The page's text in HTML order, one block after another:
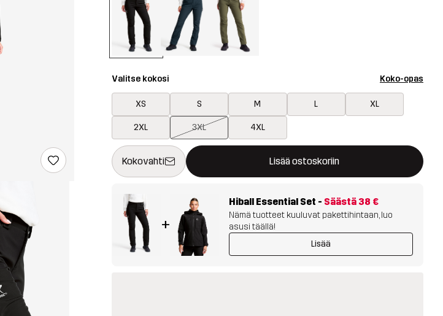
Valitse kokosi Koko-opas
XS S M L XL
2XL 3XL 4XL
Kokovahti Lisää ostoskoriin
Tämä painike avaa ikkunan, joka vahvistaa uuden tuotteen ostoskorissa
{{size}} ei saatavilla
+
Hiball Essential Set - Säästä 38 €
Nämä tuotteet kuuluvat pakettihintaan, luo
asusi täällä!
Lisää